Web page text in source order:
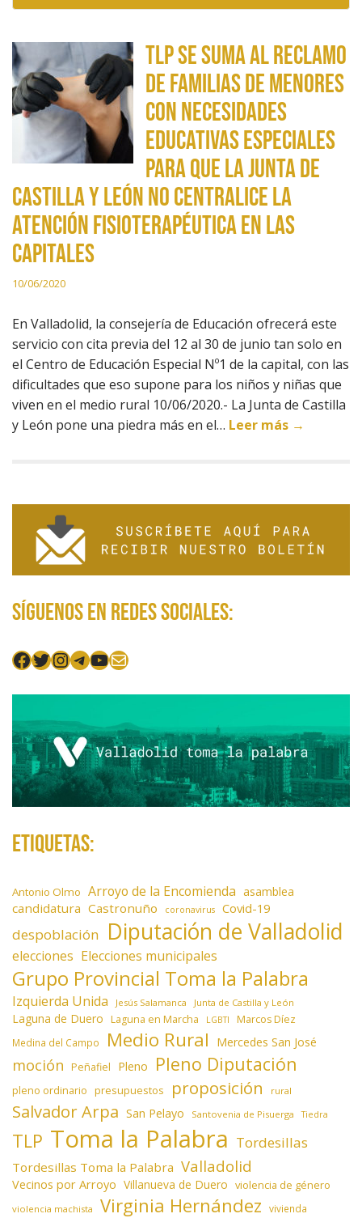
TLP se suma al reclamo
de familias de menores
con necesidades
educativas especiales
para que la Junta de
Castilla y León no centralice la
atención fisioterapéutica en las
capitales
10/06/2020
En Valladolid, la consejería de Educación ofrecerá este
servicio con cita previa del 12 al 30 de junio tan solo en
el Centro de Educación Especial Nº1 de la capital, con las
dificultades que eso supone para los niños y niñas que
viven en el medio rural 10/06/2020.- La Junta de Castilla
y León pone una piedra más en el… Leer más →
Síguenos en redes sociales:
Facebook
Twitter
Instagram
Telegram
YouTube
Mail
Etiquetas:
Antonio Olmo Arroyo de la Encomienda asamblea
candidatura Castronuño coronavirus Covid-19
despoblación Diputación de Valladolid
elecciones Elecciones municipales
Grupo Provincial Toma la Palabra
Izquierda Unida Jesús Salamanca Junta de Castilla y León
Laguna de Duero Laguna en Marcha LGBTI Marcos Díez
Medina del Campo Medio Rural Mercedes San José
moción Peñafiel Pleno Pleno Diputación
pleno ordinario presupuestos proposición rural
Salvador Arpa San Pelayo Santovenia de Pisuerga Tiedra
TLP Toma la Palabra Tordesillas
Tordesillas Toma la Palabra Valladolid
Vecinos por Arroyo Villanueva de Duero violencia de género
violencia machista Virginia Hernández vivienda